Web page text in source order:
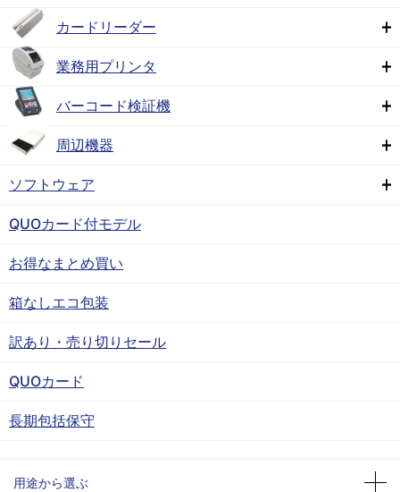
カードリーダー
業務用プリンタ
バーコード検証機
周辺機器
ソフトウェア
QUOカード付モデル
お得なまとめ買い
箱なしエコ包装
訳あり・売り切りセール
QUOカード
長期包括保守
用途から選ぶ